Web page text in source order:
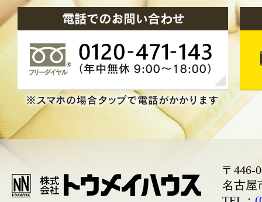
〒446-
名古屋